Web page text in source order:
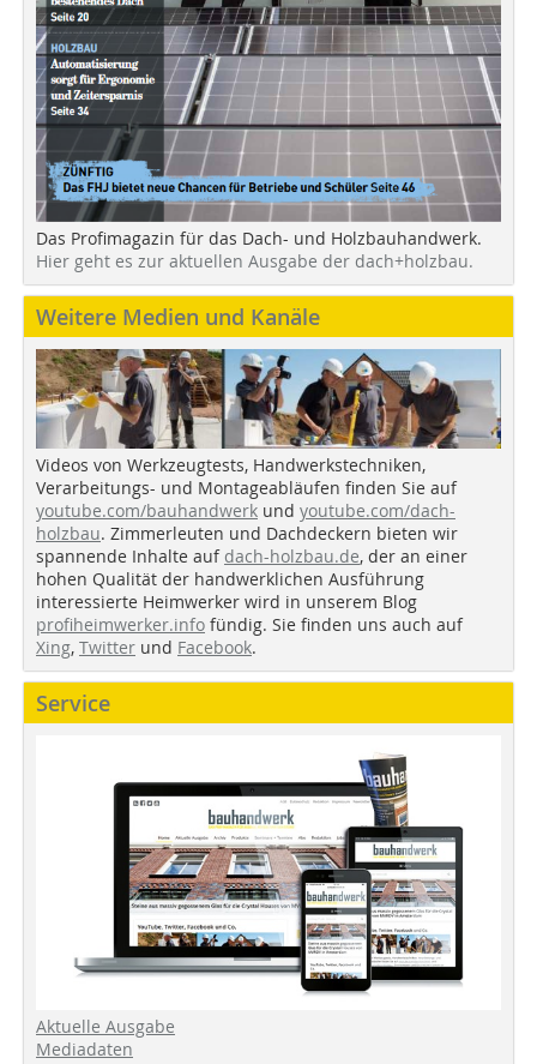
Das Profimagazin für das Dach- und Holzbauhandwerk.
Hier geht es zur aktuellen Ausgabe der dach+holzbau.
Weitere Medien und Kanäle
Videos von Werkzeugtests, Handwerkstechniken,
Verarbeitungs- und Montageabläufen finden Sie auf
youtube.com/bauhandwerk und youtube.com/dach-
holzbau. Zimmerleuten und Dachdeckern bieten wir
spannende Inhalte auf dach-holzbau.de, der an einer
hohen Qualität der handwerklichen Ausführung
interessierte Heimwerker wird in unserem Blog
profiheimwerker.info fündig. Sie finden uns auch auf
Xing, Twitter und Facebook.
Service
Aktuelle Ausgabe
Mediadaten